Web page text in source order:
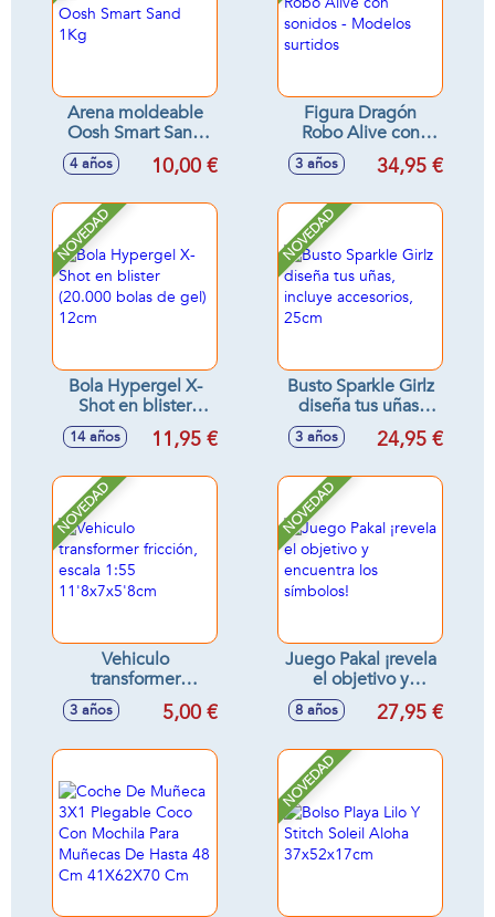
Arena moldeable
Oosh Smart Sand
1Kg
4 años 10,00 €
Figura Dragón
Robo Alive con
sonidos - Modelos
surtidos
3 años 34,95 €
NOVEDAD
Bola Hypergel X-
Shot en blister
(20.000 bolas de
gel) 12cm
14 años 11,95 €
NOVEDAD
Busto Sparkle Girlz
diseña tus uñas,
incluye accesorios,
25cm
3 años 24,95 €
NOVEDAD
Vehiculo
transformer
fricción, escala 1:55
11'8x7x5'8cm
3 años 5,00 €
NOVEDAD
Juego Pakal ¡revela
el objetivo y
encuentra los
símbolos!
8 años 27,95 €
NOVEDAD